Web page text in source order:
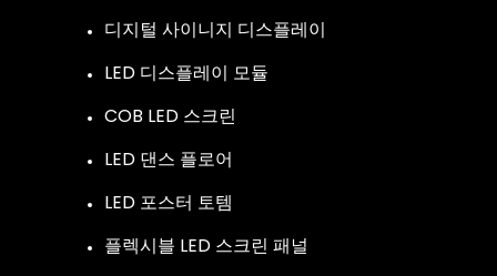
디지털 사이니지 디스플레이
LED 디스플레이 모듈
COB LED 스크린
LED 댄스 플로어
LED 포스터 토템
플렉시블 LED 스크린 패널